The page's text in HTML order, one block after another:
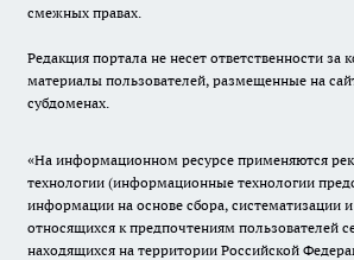
смежных правах.
Редакция портала не несет ответственности за
материалы пользователей, размещенные на
субдоменах.
«На информационном ресурсе применяются
технологии (информационные технологии
информации на основе сбора, систематизации
относящихся к предпочтениям пользователей
находящихся на территории Российской